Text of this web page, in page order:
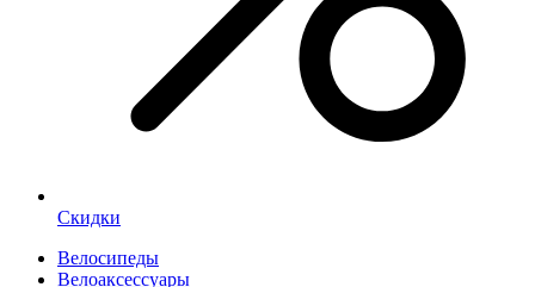
Скидки
Велосипеды
Велоаксессуары